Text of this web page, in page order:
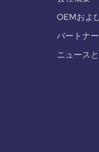
OEMおよ
パートナー
ニュース